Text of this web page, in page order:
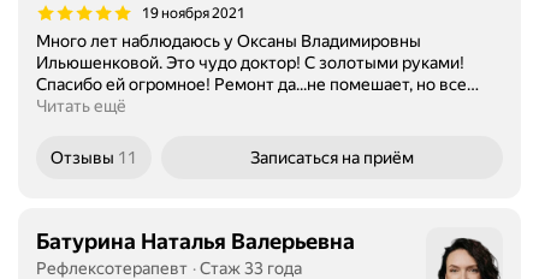
19 ноября 2021
Много лет наблюдаюсь у Оксаны Владимировны
Ильюшенковой. Это чудо доктор! С золотыми руками!
Спасибо ей огромное! Ремонт да...не помешает, но все…
Читать ещё
Отзывы 11 Записаться на приём
Батурина Наталья Валерьевна
Рефлексотерапевт Стаж 33 года